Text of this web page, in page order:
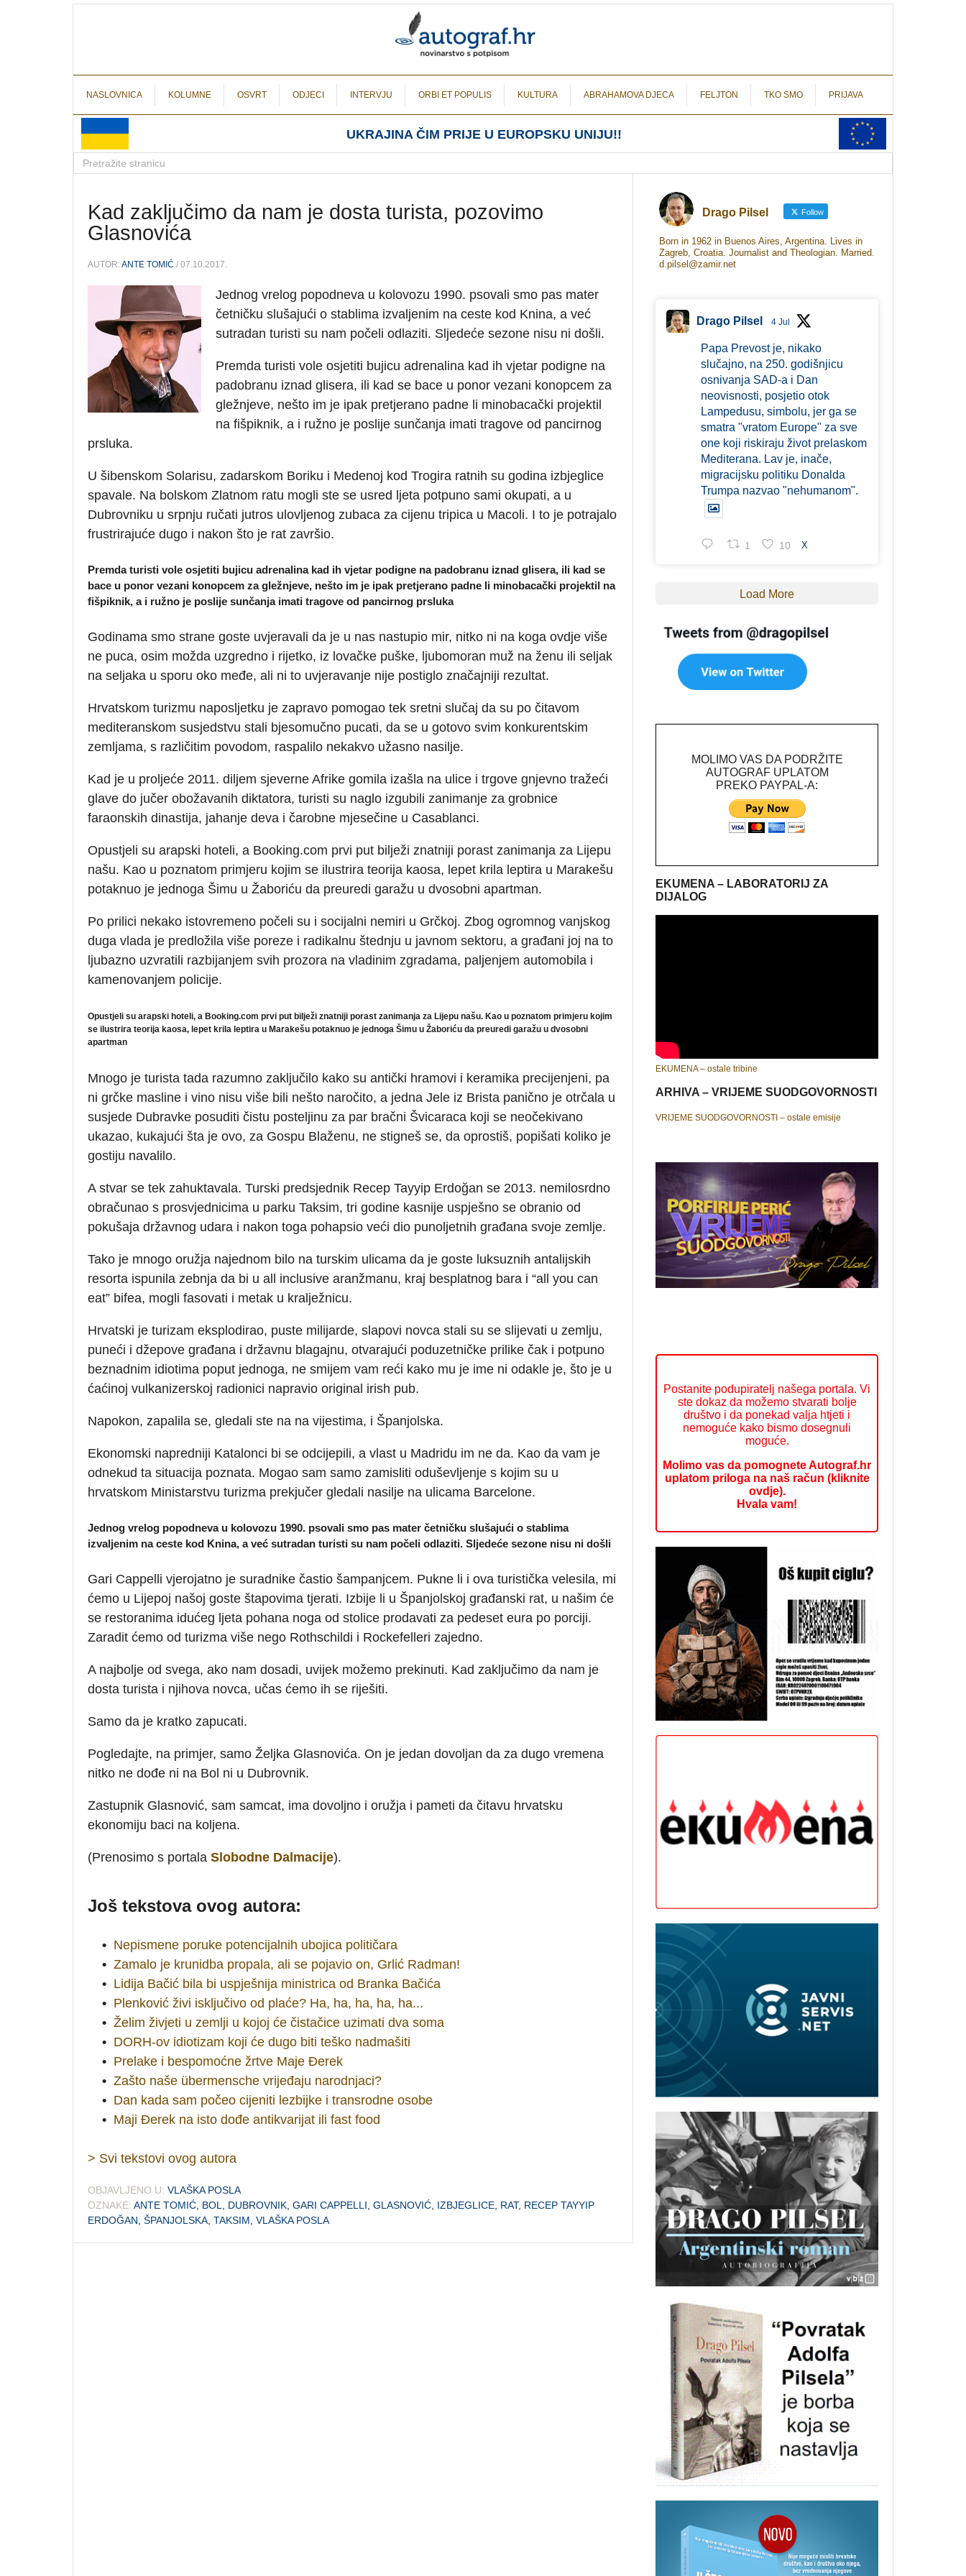
NASLOVNICA KOLUMNE OSVRT ODJECI INTERVJU ORBI ET POPULIS KULTURA ABRAHAMOVA DJECA FELJTON TKO SMO PRIJAVA
UKRAJINA ČIM PRIJE U EUROPSKU UNIJU!!
Kad zaključimo da nam je dosta turista, pozovimo
Glasnovića
AUTOR:ANTE TOMIĆ / 07.10.2017.
Jednog vrelog popodneva u kolovozu 1990. psovali smo pas mater
četničku slušajući o stablima izvaljenim na ceste kod Knina, a već
sutradan turisti su nam počeli odlaziti. Sljedeće sezone nisu ni došli.
Premda turisti vole osjetiti bujicu adrenalina kad ih vjetar podigne na
padobranu iznad glisera, ili kad se bace u ponor vezani konopcem za
gležnjeve, nešto im je ipak pretjerano padne li minobacački projektil
na fišpiknik, a i ružno je poslije sunčanja imati tragove od pancirnog
prsluka.
U šibenskom Solarisu, zadarskom Boriku i Medenoj kod Trogira ratnih su godina izbjeglice
spavale. Na bolskom Zlatnom ratu mogli ste se usred ljeta potpuno sami okupati, a u
Dubrovniku u srpnju ručati jutros ulovljenog zubaca za cijenu tripica u Macoli. I to je potrajalo
frustrirajuće dugo i nakon što je rat završio.
Premda turisti vole osjetiti bujicu adrenalina kad ih vjetar podigne na padobranu iznad glisera, ili kad se
bace u ponor vezani konopcem za gležnjeve, nešto im je ipak pretjerano padne li minobacački projektil na
fišpiknik, a i ružno je poslije sunčanja imati tragove od pancirnog prsluka
Godinama smo strane goste uvjeravali da je u nas nastupio mir, nitko ni na koga ovdje više
ne puca, osim možda uzgredno i rijetko, iz lovačke puške, ljubomoran muž na ženu ili seljak
na seljaka u sporu oko međe, ali ni to uvjeravanje nije postiglo značajniji rezultat.
Hrvatskom turizmu naposljetku je zapravo pomogao tek sretni slučaj da su po čitavom
mediteranskom susjedstvu stali bjesomučno pucati, da se u gotovo svim konkurentskim
zemljama, s različitim povodom, raspalilo nekakvo užasno nasilje.
Kad je u proljeće 2011. diljem sjeverne Afrike gomila izašla na ulice i trgove gnjevno tražeći
glave do jučer obožavanih diktatora, turisti su naglo izgubili zanimanje za grobnice
faraonskih dinastija, jahanje deva i čarobne mjesečine u Casablanci.
Opustjeli su arapski hoteli, a Booking.com prvi put bilježi znatniji porast zanimanja za Lijepu
našu. Kao u poznatom primjeru kojim se ilustrira teorija kaosa, lepet krila leptira u Marakešu
potaknuo je jednoga Šimu u Žaboriću da preuredi garažu u dvosobni apartman.
Po prilici nekako istovremeno počeli su i socijalni nemiri u Grčkoj. Zbog ogromnog vanjskog
duga vlada je predložila više poreze i radikalnu štednju u javnom sektoru, a građani joj na to
ljubazno uzvratili razbijanjem svih prozora na vladinim zgradama, paljenjem automobila i
kamenovanjem policije.
Opustjeli su arapski hoteli, a Booking.com prvi put bilježi znatniji porast zanimanja za Lijepu našu. Kao u poznatom primjeru kojim
se ilustrira teorija kaosa, lepet krila leptira u Marakešu potaknuo je jednoga Šimu u Žaboriću da preuredi garažu u dvosobni
apartman
Mnogo je turista tada razumno zaključilo kako su antički hramovi i keramika precijenjeni, pa
ni grčke masline i vino nisu više bili nešto naročito, a jedna Jele iz Brista panično je otrčala u
susjede Dubravke posuditi čistu posteljinu za par bračni Švicaraca koji se neočekivano
ukazao, kukajući šta je ovo, za Gospu Blaženu, ne stigneš se, da oprostiš, popišati koliko je
gostiju navalilo.
A stvar se tek zahuktavala. Turski predsjednik Recep Tayyip Erdoğan se 2013. nemilosrdno
obračunao s prosvjednicima u parku Taksim, tri godine kasnije uspješno se obranio od
pokušaja državnog udara i nakon toga pohapsio veći dio punoljetnih građana svoje zemlje.
Tako je mnogo oružja najednom bilo na turskim ulicama da je goste luksuznih antalijskih
resorta ispunila zebnja da bi u all inclusive aranžmanu, kraj besplatnog bara i “all you can
eat” bifea, mogli fasovati i metak u kralježnicu.
Hrvatski je turizam eksplodirao, puste milijarde, slapovi novca stali su se slijevati u zemlju,
puneći i džepove građana i državnu blagajnu, otvarajući poduzetničke prilike čak i potpuno
beznadnim idiotima poput jednoga, ne smijem vam reći kako mu je ime ni odakle je, što je u
ćaćinoj vulkanizerskoj radionici napravio original irish pub.
Napokon, zapalila se, gledali ste na na vijestima, i Španjolska.
Ekonomski napredniji Katalonci bi se odcijepili, a vlast u Madridu im ne da. Kao da vam je
odnekud ta situacija poznata. Mogao sam samo zamisliti oduševljenje s kojim su u
hrvatskom Ministarstvu turizma prekjučer gledali nasilje na ulicama Barcelone.
Jednog vrelog popodneva u kolovozu 1990. psovali smo pas mater četničku slušajući o stablima
izvaljenim na ceste kod Knina, a već sutradan turisti su nam počeli odlaziti. Sljedeće sezone nisu ni došli
Gari Cappelli vjerojatno je suradnike častio šampanjcem. Pukne li i ova turistička velesila, mi
ćemo u Lijepoj našoj goste štapovima tjerati. Izbije li u Španjolskoj građanski rat, u našim će
se restoranima idućeg ljeta pohana noga od stolice prodavati za pedeset eura po porciji.
Zaradit ćemo od turizma više nego Rothschildi i Rockefelleri zajedno.
A najbolje od svega, ako nam dosadi, uvijek možemo prekinuti. Kad zaključimo da nam je
dosta turista i njihova novca, učas ćemo ih se riješiti.
Samo da je kratko zapucati.
Pogledajte, na primjer, samo Željka Glasnovića. On je jedan dovoljan da za dugo vremena
nitko ne dođe ni na Bol ni u Dubrovnik.
Zastupnik Glasnović, sam samcat, ima dovoljno i oružja i pameti da čitavu hrvatsku
ekonomiju baci na koljena.
(Prenosimo s portala Slobodne Dalmacije).
Još tekstova ovog autora:
• Nepismene poruke potencijalnih ubojica političara
• Zamalo je krunidba propala, ali se pojavio on, Grlić Radman!
• Lidija Bačić bila bi uspješnija ministrica od Branka Bačića
• Plenković živi isključivo od plaće? Ha, ha, ha, ha, ha...
• Želim živjeti u zemlji u kojoj će čistačice uzimati dva soma
• DORH-ov idiotizam koji će dugo biti teško nadmašiti
• Prelake i bespomoćne žrtve Maje Đerek
• Zašto naše übermensche vrijeđaju narodnjaci?
• Dan kada sam počeo cijeniti lezbijke i transrodne osobe
• Maji Đerek na isto dođe antikvarijat ili fast food
> Svi tekstovi ovog autora
OBJAVLJENO U: VLAŠKA POSLA
OZNAKE: ANTE TOMIĆ BOL DUBROVNIK GARI CAPPELLI GLASNOVIĆ IZBJEGLICE RAT, RECEP TAYYIP
ERDOĞAN ŠPANJOLSKA TAKSIM VLAŠKA POSLA
Drago Pilsel Follow
Born in 1962 in Buenos Aires, Argentina. Lives in
Zagreb, Croatia. Journalist and Theologian. Married.
d.pilsel@zamir.net
Drago Pilsel 4 Jul
Papa Prevost je, nikako
slučajno, na 250. godišnjicu
osnivanja SAD-a i Dan
neovisnosti, posjetio otok
Lampedusu, simbolu, jer ga se
smatra "vratom Europe" za sve
one koji riskiraju život prelaskom
Mediterana. Lav je, inače,
migracijsku politiku Donalda
Trumpa nazvao "nehumanom".
1 10 X
Load More
MOLIMO VAS DA PODRŽITE
AUTOGRAF UPLATOM
PREKO PAYPAL-A:
EKUMENA – LABORATORIJ ZA
DIJALOG
EKUMENA – ostale tribine
ARHIVA – VRIJEME SUODGOVORNOSTI
VRIJEME SUODGOVORNOSTI – ostale emisije
Postanite podupiratelj našega portala. Vi
ste dokaz da možemo stvarati bolje
društvo i da ponekad valja htjeti i
nemoguće kako bismo dosegnuli
moguće.
Molimo vas da pomognete Autograf.hr
uplatom priloga na naš račun (kliknite
ovdje).
Hvala vam!